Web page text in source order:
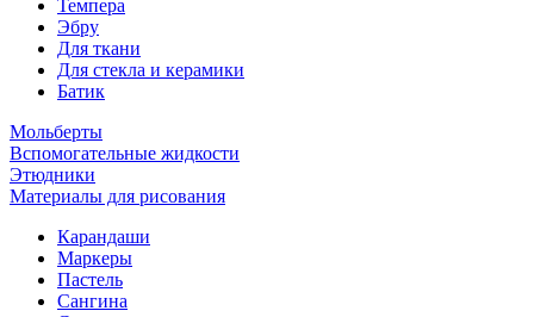
Темпера
Эбру
Для ткани
Для стекла и керамики
Батик
Мольберты
Вспомогательные жидкости
Этюдники
Материалы для рисования
Карандаши
Маркеры
Пастель
Сангина